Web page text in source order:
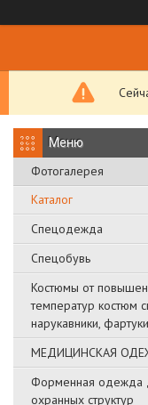
Фотогалерея
Каталог
Спецодежда
Спецобувь
Костюмы от
температур костюм
нарукавники,
МЕДИЦИНСКАЯ
Форменная одежда
охранных структур